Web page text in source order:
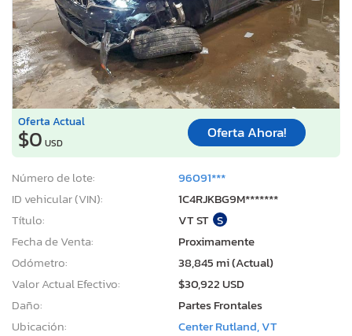
Oferta Actual
$0 USD
Oferta Ahora!
Número de lote:
96091***
ID vehicular (VIN):
1C4RJKBG9M*******
Título:
VT ST S
Fecha de Venta:
Proximamente
Odómetro:
38,845 mi (Actual)
Valor Actual Efectivo:
$30,922 USD
Daño:
Partes Frontales
Ubicación:
Center Rutland, VT